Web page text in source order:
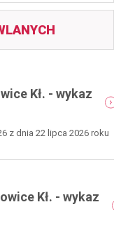
Kł. - wykaz
z dnia 22 lipca 2026 roku
Kł. - wykaz